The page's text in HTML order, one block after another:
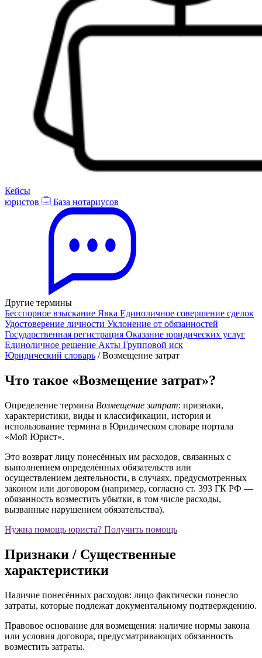
Кейсы
юристов
База нотариусов
Другие термины
Бесспорное взыскание Явка Единоличное совершение сделок
Удостоверение личности Уклонение от обязанностей
Государственная регистрация Оказание юридических услуг
Единоличное решение Акты Групповой иск
Юридический словарь /Возмещение затрат
Что такое «Возмещение затрат»?
Определение термина Возмещение затрат: признаки,
характеристики, виды и классификации, история и
использование термина в Юридическом словаре портала
«Мой Юрист».
Это возврат лицу понесённых им расходов, связанных с
выполнением определённых обязательств или
осуществлением деятельности, в случаях, предусмотренных
законом или договором (например, согласно ст. 393 ГК РФ —
обязанность возместить убытки, в том числе расходы,
вызванные нарушением обязательства).
Нужна помощь юриста? Получить помощь
Признаки / Существенные
характеристики
Наличие понесённых расходов: лицо фактически понесло
затраты, которые подлежат документальному подтверждению.
Правовое основание для возмещения: наличие нормы закона
или условия договора, предусматривающих обязанность
возместить затраты.